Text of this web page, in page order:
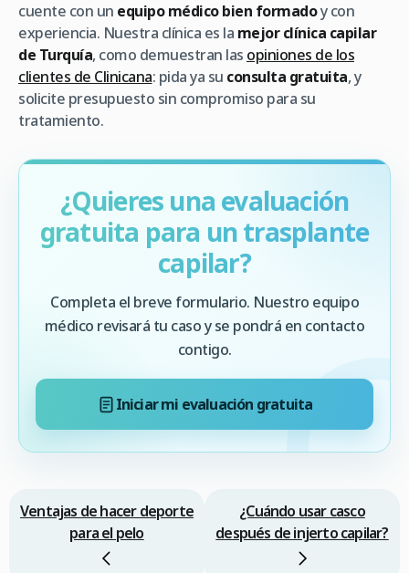
cuente con un equipo médico bien formadoy con
experiencia. Nuestra clínica es la mejor clínica capilar
de Turquía, como demuestran las opiniones de los
clientes de Clinicana: pida ya su consulta gratuita, y
solicite presupuesto sin compromiso para su
tratamiento.
¿Quieres una evaluación
gratuita para un trasplante
capilar?
Completa el breve formulario. Nuestro equipo
médico revisará tu caso y se pondrá en contacto
contigo.
Iniciar mi evaluación gratuita
Ventajas de hacer deporte
para el pelo
¿Cuándo usar casco
después de injerto capilar?